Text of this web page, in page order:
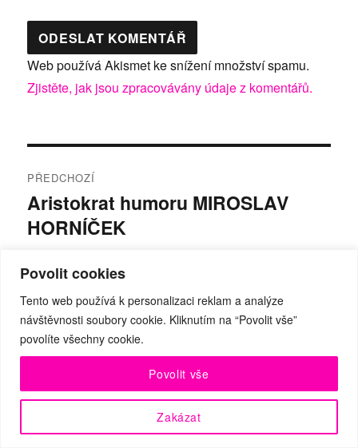
Povolit cookies
Tento web používá k personalizaci reklam a analýze
návštěvnosti soubory cookie. Kliknutím na “Povolit vše”
povolíte všechny cookie.
Zakázat
Povolit vše
Web používá Akismet ke snížení množství spamu.
Zjistěte, jak jsou zpracovávány údaje z komentářů.
pro
příspěvek
PŘEDCHOZÍ
Předchozí
příspěvek:
Aristokrat humoru MIROSLAV
HORNÍČEK
NÁSLEDUJÍCÍ
Následující
příspěvek:
Rozhovor s malířkou (nejenom)
tanečnic a baletek MICHAELOU